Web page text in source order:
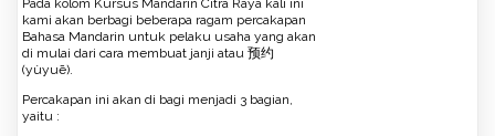
Pada kolom Kursus Mandarin Citra Raya kali ini
kami akan berbagi beberapa ragam percakapan
Bahasa Mandarin untuk pelaku usaha yang akan
di mulai dari cara membuat janji atau 预约
(yùyuē).
Percakapan ini akan di bagi menjadi 3 bagian,
yaitu :